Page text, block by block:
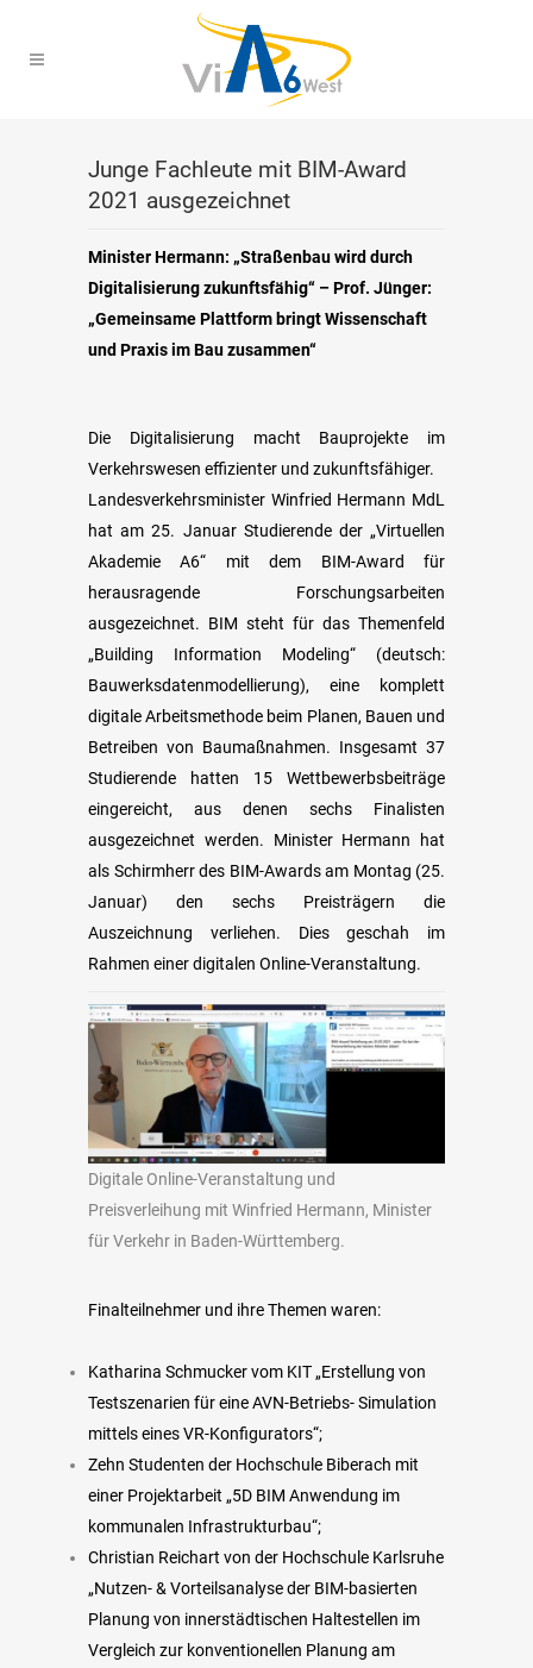
Junge Fachleute mit BIM-Award
2021 ausgezeichnet
Minister Hermann: „Straßenbau wird durch
Digitalisierung zukunftsfähig“ – Prof. Jünger:
„Gemeinsame Plattform bringt Wissenschaft
und Praxis im Bau zusammen“
Die Digitalisierung macht Bauprojekte im
Verkehrswesen effizienter und zukunftsfähiger.
Landesverkehrsminister Winfried Hermann MdL
hat am 25. Januar Studierende der „Virtuellen
Akademie A6“ mit dem BIM-Award für
herausragende Forschungsarbeiten
ausgezeichnet. BIM steht für das Themenfeld
„Building Information Modeling“ (deutsch:
Bauwerksdatenmodellierung), eine komplett
digitale Arbeitsmethode beim Planen, Bauen und
Betreiben von Baumaßnahmen. Insgesamt 37
Studierende hatten 15 Wettbewerbsbeiträge
eingereicht, aus denen sechs Finalisten
ausgezeichnet werden. Minister Hermann hat
als Schirmherr des BIM-Awards am Montag (25.
Januar) den sechs Preisträgern die
Auszeichnung verliehen. Dies geschah im
Rahmen einer digitalen Online-Veranstaltung.
Digitale Online-Veranstaltung und
Preisverleihung mit Winfried Hermann, Minister
für Verkehr in Baden-Württemberg.
Finalteilnehmer und ihre Themen waren:
Katharina Schmucker vom KIT „Erstellung von
Testszenarien für eine AVN-Betriebs- Simulation
mittels eines VR-Konfigurators“;
Zehn Studenten der Hochschule Biberach mit
einer Projektarbeit „5D BIM Anwendung im
kommunalen Infrastrukturbau“;
Christian Reichart von der Hochschule Karlsruhe
„Nutzen- & Vorteilsanalyse der BIM-basierten
Planung von innerstädtischen Haltestellen im
Vergleich zur konventionellen Planung am